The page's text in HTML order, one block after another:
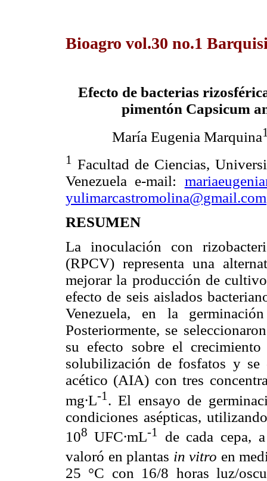
Bioagro vol.30 no.1
Efecto de bacterias
pimentón Capsicum
María Eugenia Marquina
1 Facultad de Ciencias,
Venezuela e-mail:
yulimarcastromolina@gmail.com
RESUMEN
La inoculación con
(RPCV) representa una
mejorar la producción de
efecto de seis aislados
Venezuela, en la
Posteriormente, se
su efecto sobre el
solubilización de fosfatos y
acético (AIA) con tres
mg∙L-1 . El ensayo de
condiciones asépticas,
108 UFC∙mL-1
de cada cepa,
valoró en plantas in vitro en
25 °C con 16/8 horas luz/